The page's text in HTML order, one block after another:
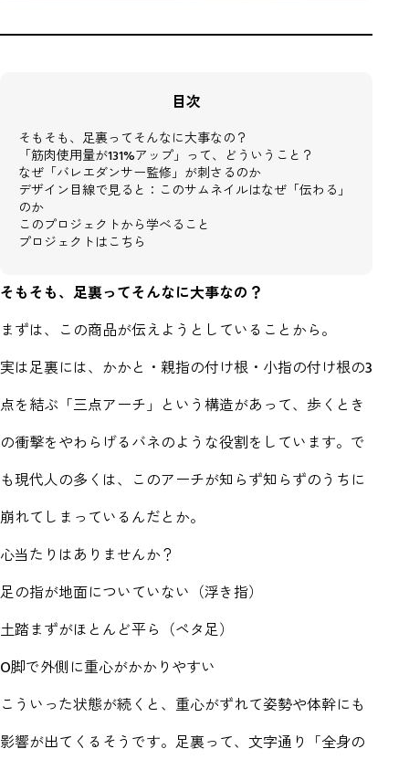
目次
そもそも、足裏ってそんなに大事なの？
「筋肉使用量が131%アップ」って、どういうこと？
なぜ「バレエダンサー監修」が刺さるのか
デザイン目線で見ると：このサムネイルはなぜ「伝わる」
のか
このプロジェクトから学べること
プロジェクトはこちら
そもそも、足裏ってそんなに大事なの？
まずは、この商品が伝えようとしていることから。
実は足裏には、かかと・親指の付け根・小指の付け根の3
点を結ぶ「三点アーチ」という構造があって、歩くとき
の衝撃をやわらげるバネのような役割をしています。で
も現代人の多くは、このアーチが知らず知らずのうちに
崩れてしまっているんだとか。
心当たりはありませんか？
足の指が地面についていない（浮き指）
土踏まずがほとんど平ら（ペタ足）
O脚で外側に重心がかかりやすい
こういった状態が続くと、重心がずれて姿勢や体幹にも
影響が出てくるそうです。足裏って、文字通り「全身の